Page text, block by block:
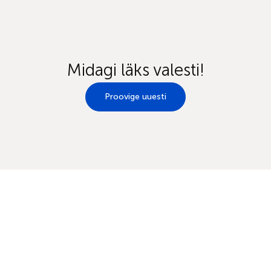
Midagi läks valesti!
Proovige uuesti